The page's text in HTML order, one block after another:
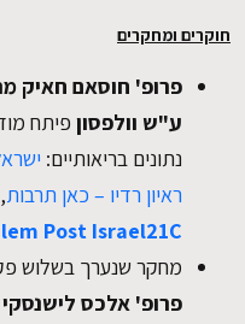
חוקרים ומחקרים
פרופ' חוסאם חאיק
ע"ש וולפסון פיתח
נתונים בריאותיים:
ראיון רדיו – כאן תרבות,
Israel21C
Post
מחקר שנערך בשלוש
פרופ' אלכס